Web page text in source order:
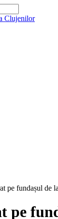
pe fundașul de
pe